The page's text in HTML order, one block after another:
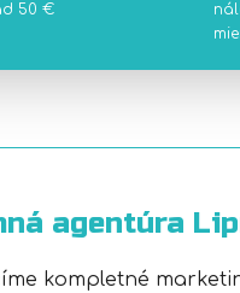
50 €
agentúra
kompletné